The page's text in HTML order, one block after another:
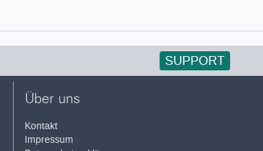
SUPPORT
Über uns
Kontakt
Impressum